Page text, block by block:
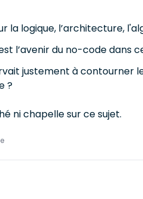
la logique, l’architecture,
l’avenir du no-code dans
justement à contourner
?
ni chapelle sur ce sujet.